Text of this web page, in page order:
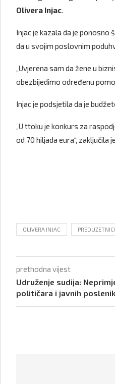
Olivera Injac.
Injac je kazala da je ponosno
da u svojim poslovnim
„Uvjerena sam da žene u
obezbijedimo određenu
Injac je podsjetila da je
„U ttoku je konkurs za
od 70 hiljada eura“, zaključila
OLIVERA INJAC
prethodna vijest
Udruženje sudija:
političara i javnih